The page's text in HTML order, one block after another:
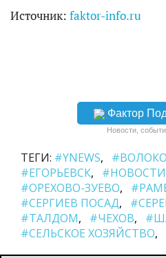
Источник: faktor-info.ru
Фактор
Новости,
ТЕГИ: #YNEWS
#ЕГОРЬЕВСК
#ОРЕХОВО-ЗУЕВО
#СЕРГИЕВ ПОСАД
#ТАЛДОМ
#ЧЕХОВ
#СЕЛЬСКОЕ ХОЗЯЙСТВО